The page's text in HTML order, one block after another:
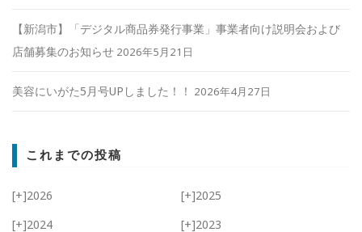
【新潟市】「デジタル商品券発行事業」事業者向け説明会および
店舗募集のお知らせ 2026年5月21日
美容にいがた5月号UPしました！！ 2026年4月27日
これまでの投稿
[+]2026 [+]2025
[+]2024 [+]2023